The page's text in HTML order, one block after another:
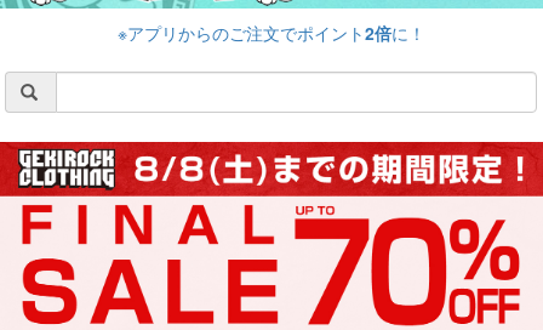
※アプリからのご注文でポイント2倍に！